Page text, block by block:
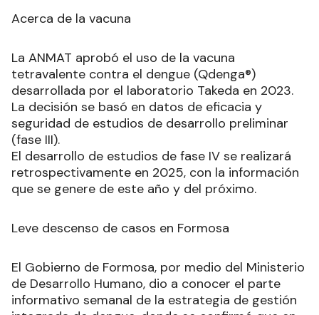
Acerca de la vacuna
La ANMAT aprobó el uso de la vacuna
tetravalente contra el dengue (Qdenga®)
desarrollada por el laboratorio Takeda en 2023.
La decisión se basó en datos de eficacia y
seguridad de estudios de desarrollo preliminar
(fase III).
El desarrollo de estudios de fase IV se realizará
retrospectivamente en 2025, con la información
que se genere de este año y del próximo.
Leve descenso de casos en Formosa
El Gobierno de Formosa, por medio del Ministerio
de Desarrollo Humano, dio a conocer el parte
informativo semanal de la estrategia de gestión